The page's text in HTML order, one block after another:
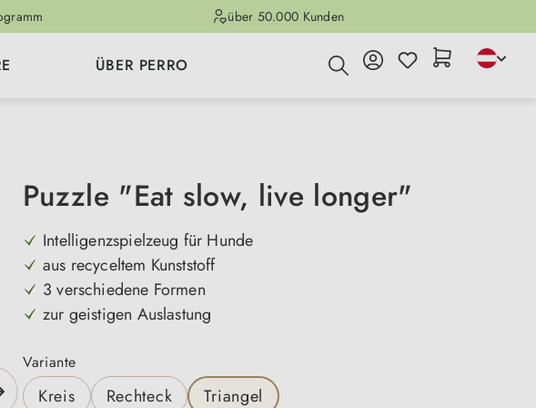
über 50.000 Kunden
ÜBER PERRO
Puzzle "Eat slow, live longer"
Intelligenzspielzeug für Hunde
aus recyceltem Kunststoff
3 verschiedene Formen
zur geistigen Auslastung
Variante
Kreis Rechteck Triangel